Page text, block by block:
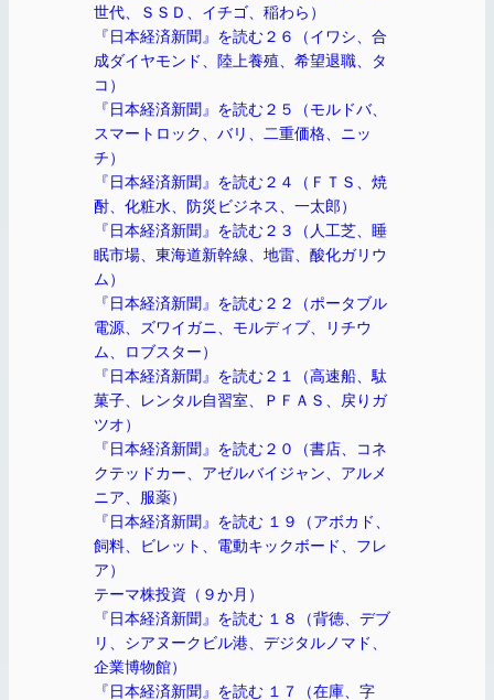
世代、ＳＳＤ、イチゴ、稲わら）
『日本経済新聞』を読む２６（イワシ、合
成ダイヤモンド、陸上養殖、希望退職、タ
コ）
『日本経済新聞』を読む２５（モルドバ、
スマートロック、バリ、二重価格、ニッ
チ）
『日本経済新聞』を読む２４（ＦＴＳ、焼
酎、化粧水、防災ビジネス、一太郎）
『日本経済新聞』を読む２３（人工芝、睡
眠市場、東海道新幹線、地雷、酸化ガリウ
ム）
『日本経済新聞』を読む２２（ポータブル
電源、ズワイガニ、モルディブ、リチウ
ム、ロブスター）
『日本経済新聞』を読む２１（高速船、駄
菓子、レンタル自習室、ＰＦＡＳ、戻りガ
ツオ）
『日本経済新聞』を読む２０（書店、コネ
クテッドカー、アゼルバイジャン、アルメ
ニア、服薬）
『日本経済新聞』を読む １９（アボカド、
飼料、ビレット、電動キックボード、フレ
ア）
テーマ株投資（９か月）
『日本経済新聞』を読む １８（背徳、デブ
リ、シアヌークビル港、デジタルノマド、
企業博物館）
『日本経済新聞』を読む １７（在庫、字